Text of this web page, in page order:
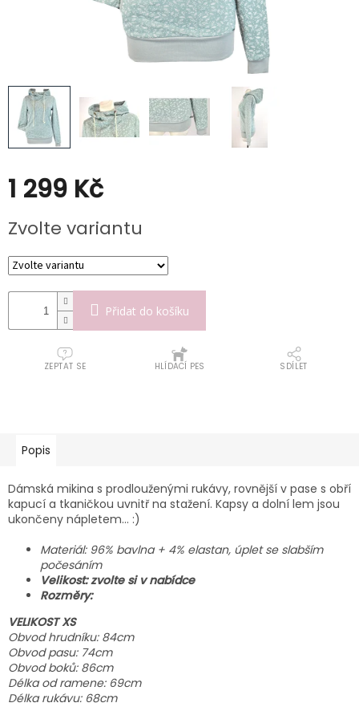
1 299 Kč
cena:
Zvolte variantu
Přidat do košíku
ZEPTAT SE HLÍDACÍ PES SDÍLET
Popis
Dámská mikina s prodlouženými rukávy, rovnější v pase s obří
kapucí a tkaničkou uvnitř na stažení. Kapsy a dolní lem jsou
ukončeny nápletem... :)
Materiál: 96% bavlna + 4% elastan, úplet se slabším
počesáním
Velikost: zvolte si v nabídce
Rozměry:
VELIKOST XS
Obvod hrudníku: 84cm
Obvod pasu: 74cm
Obvod boků: 86cm
Délka od ramene: 69cm
Délka rukávu: 68cm